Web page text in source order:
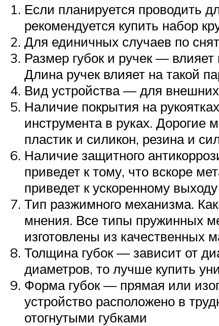
Если планируется проводить
рекомендуется купить набор
Для единичных случаев по
Размер губок и ручек —
Длина ручек влияет на такой
Вид устройства — для
Наличие покрытия на
инструмента в руках. Дорогие
пластик и силикон, резина и
Наличие защитного
приведет к тому, что вскоре
приведет к ускоренному
Тип разжимного механизма.
мнения. Все типы пружинных
изготовлены из качественных
Толщина губок — зависит от
диаметров, то лучше купить
Форма губок — прямая или
устройство расположено в
отогнутыми губками